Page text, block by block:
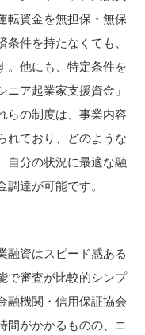
転資金を無担保・無保
件を持たなくても、
。他にも、特定条件を
ア起業家支援資金」
らの制度は、事業内容
れており、どのような
自分の状況に最適な融
達が可能です。
融資はスピード感ある
で審査が比較的シンプ
融機関・信用保証協会
間がかかるものの、コ